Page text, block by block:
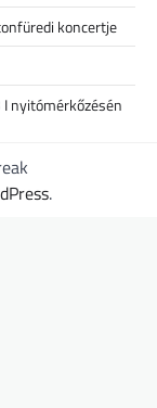
koncertje
I nyitómérkőzésén
.